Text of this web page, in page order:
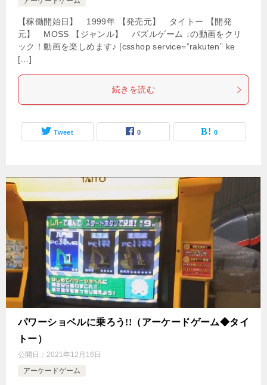
【稼働開始日】 1999年 【発売元】 タイトー 【開発
元】 MOSS 【ジャンル】 パズルゲーム ↓の動画をクリ
ック！動画を楽しめます♪ [csshop service=”rakuten” ke
[…]
続きを読む
Tweet 0 0
パワーショベルに乗ろう!!（アーケードゲーム◆タイ
トー）
公開日： 2021年12月16日
アーケードゲーム